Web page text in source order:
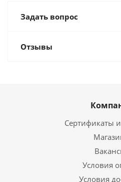
Задать вопрос
Отзывы
Сертификаты
Условия
Условия